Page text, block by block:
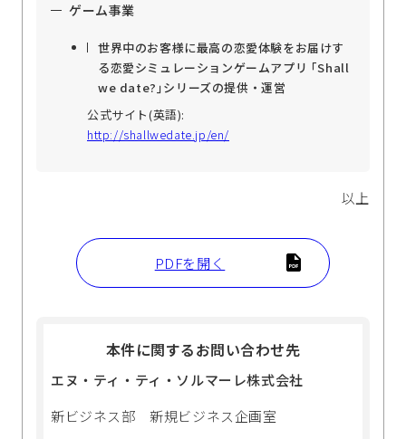
ゲーム事業
世界中のお客様に最高の恋愛体験をお届けす
る恋愛シミュレーションゲームアプリ ｢Shall
we date?｣シリーズの提供・運営
公式サイト(英語):
http://shallwedate.jp/en/
以上
PDFを開く
本件に関するお問い合わせ先
エヌ・ティ・ティ・ソルマーレ株式会社
新ビジネス部 新規ビジネス企画室